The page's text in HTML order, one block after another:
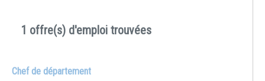
1 offre(s) d'emploi trouvées
Chef de département